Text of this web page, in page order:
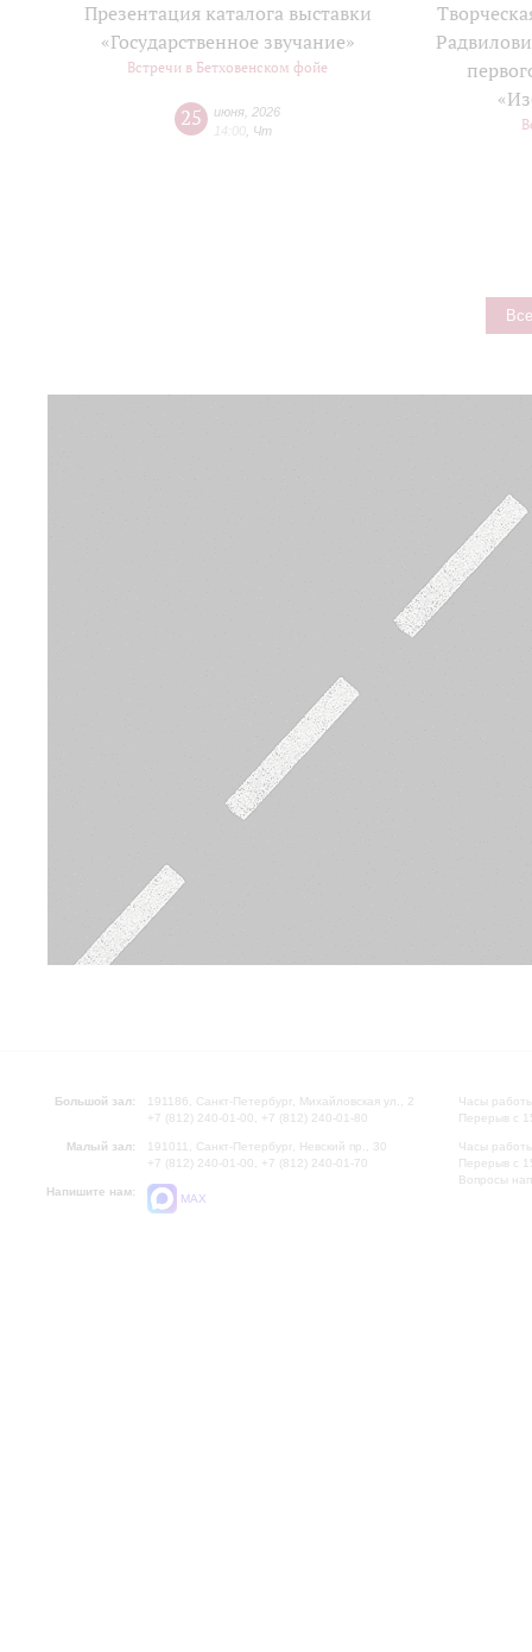
Презентация каталога выставки
«Государственное звучание»
Встречи в Бетховенском фойе
25 июня 2026
14:00 Чт
Большой зал:
191186, Санкт-Петербург, Михайловская ул., 2
+7 (812) 240-01-00, +7 (812) 240-01-80
Малый зал:
191011, Санкт-Петербург, Невский пр., 30
+7 (812) 240-01-00, +7 (812) 240-01-70
Напишите нам:
MAX
Часы
Перерыв с
Часы
Перерыв с
Вопросы